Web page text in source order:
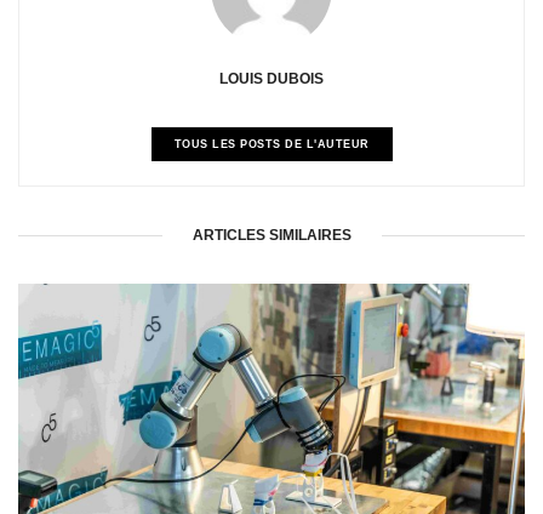
LOUIS DUBOIS
TOUS LES POSTS DE L'AUTEUR
ARTICLES SIMILAIRES